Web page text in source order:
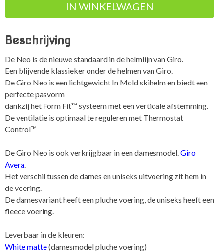
comfortabele
veilige
aantal
IN WINKELWAGEN
Beschrijving
De Neo is de nieuwe standaard in de helmlijn van Giro.
Een blijvende klassieker onder de helmen van Giro.
De Giro Neo is een lichtgewicht In Mold skihelm en biedt een
perfecte pasvorm
dankzij het Form Fit™ systeem met een verticale afstemming.
De ventilatie is optimaal te reguleren met Thermostat
Control™
De Giro Neo is ook verkrijgbaar in een damesmodel.Giro
Avera.
Het verschil tussen de dames en uniseks uitvoering zit hem in
de voering.
De damesvariant heeft een pluche voering, de uniseks heeft een
fleece voering.
Leverbaar in de kleuren:
White matte(damesmodel pluche voering)